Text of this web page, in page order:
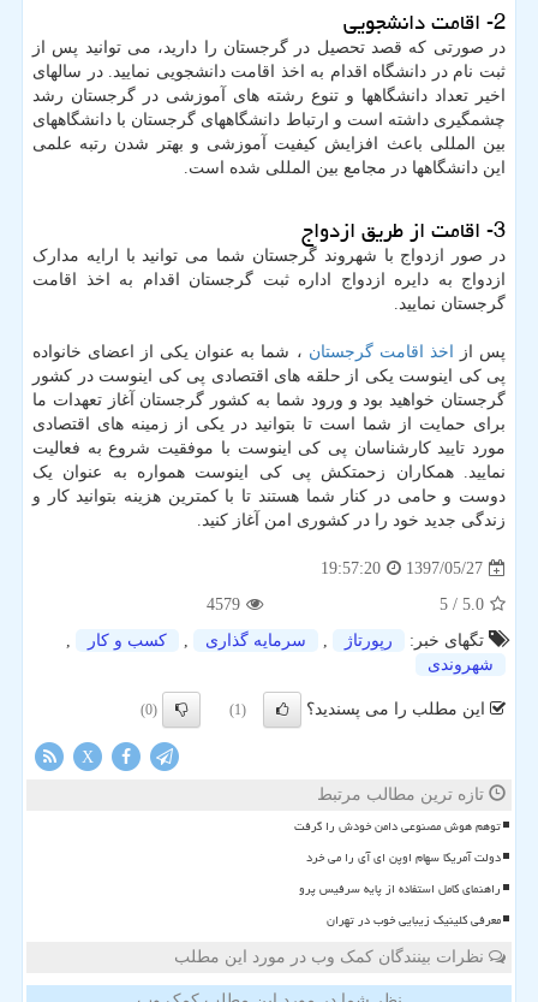
2- اقامت دانشجویی
در صورتی که قصد تحصیل در گرجستان را دارید، می توانید پس از
ثبت نام در دانشگاه اقدام به اخذ اقامت دانشجویی نمایید. در سالهای
اخیر تعداد دانشگاهها و تنوع رشته های آموزشی در گرجستان رشد
چشمگیری داشته است و ارتباط دانشگاههای گرجستان با دانشگاههای
بین المللی باعث افزایش کیفیت آموزشی و بهتر شدن رتبه علمی
این دانشگاهها در مجامع بین المللی شده است.
3- اقامت از طریق ازدواج
در صور ازدواج با شهروند گرجستان شما می توانید با ارایه مدارک
ازدواج به دایره ازدواج اداره ثبت گرجستان اقدام به اخذ اقامت
گرجستان نمایید.
پس از اخذ اقامت گرجستان ، شما به عنوان یکی از اعضای خانواده
پی کی اینوست یکی از حلقه های اقتصادی پی کی اینوست در کشور
گرجستان خواهید بود و ورود شما به کشور گرجستان آغاز تعهدات ما
برای حمایت از شما است تا بتوانید در یکی از زمینه های اقتصادی
مورد تایید کارشناسان پی کی اینوست با موفقیت شروع به فعالیت
نمایید. همکاران زحمتکش پی کی اینوست همواره به عنوان یک
دوست و حامی در کنار شما هستند تا با کمترین هزینه بتوانید کار و
زندگی جدید خود را در کشوری امن آغاز کنید.
1397/05/27
19:57:20
5.0
/ 5
4579
تگهای خبر:
رپورتاژ , سرمایه گذاری , كسب و كار
,
شهروندی
این مطلب را می پسندید؟ (1)
(0)
X
تازه ترین مطالب مرتبط
توهم هوش مصنوعی دامن خودش را گرفت
دولت آمریکا سهام اوپن ای آی را می خرد
راهنمای کامل استفاده از پایه سرفیس پرو
معرفی کلینیک زیبایی خوب در تهران
نظرات بینندگان کمک وب در مورد این مطلب